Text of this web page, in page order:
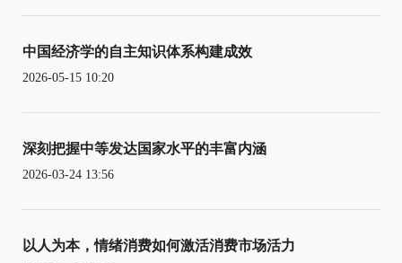
中国经济学的自主知识体系构建成效
2026-05-15 10:20
深刻把握中等发达国家水平的丰富内涵
2026-03-24 13:56
以人为本，情绪消费如何激活消费市场活力